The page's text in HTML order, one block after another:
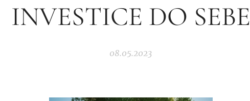
INVESTICE DO SEBE
08.05.2023